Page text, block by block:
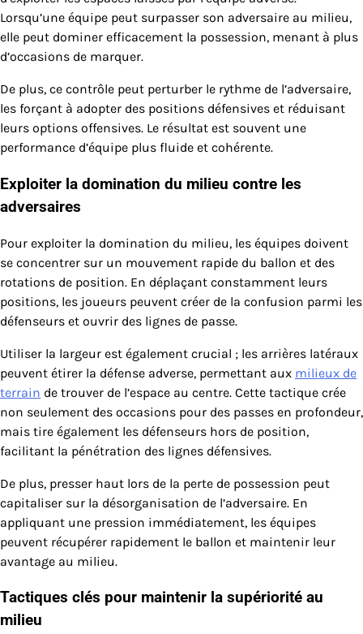
Lorsqu’une équipe peut surpasser son adversaire au milieu,
elle peut dominer efficacement la possession, menant à plus
d’occasions de marquer.
De plus, ce contrôle peut perturber le rythme de l’adversaire,
les forçant à adopter des positions défensives et réduisant
leurs options offensives. Le résultat est souvent une
performance d’équipe plus fluide et cohérente.
Exploiter la domination du milieu contre les
adversaires
Pour exploiter la domination du milieu, les équipes doivent
se concentrer sur un mouvement rapide du ballon et des
rotations de position. En déplaçant constamment leurs
positions, les joueurs peuvent créer de la confusion parmi les
défenseurs et ouvrir des lignes de passe.
Utiliser la largeur est également crucial ; les arrières latéraux
peuvent étirer la défense adverse, permettant aux milieux de
terrain de trouver de l’espace au centre. Cette tactique crée
non seulement des occasions pour des passes en profondeur,
mais tire également les défenseurs hors de position,
facilitant la pénétration des lignes défensives.
De plus, presser haut lors de la perte de possession peut
capitaliser sur la désorganisation de l’adversaire. En
appliquant une pression immédiatement, les équipes
peuvent récupérer rapidement le ballon et maintenir leur
avantage au milieu.
Tactiques clés pour maintenir la supériorité au
milieu